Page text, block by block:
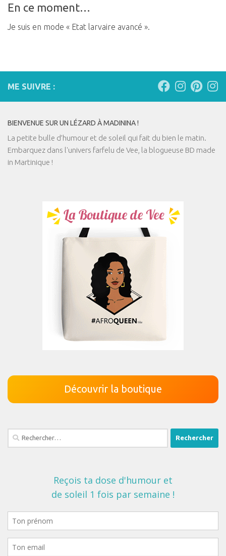
En ce moment…
Je suis en mode « Etat larvaire avancé ».
ME SUIVRE :
BIENVENUE SUR UN LÉZARD À MADININA !
La petite bulle d’humour et de soleil qui fait du bien le matin.
Embarquez dans l'univers farfelu de Vee, la blogueuse BD made
in Martinique !
Découvrir la boutique
Rechercher :